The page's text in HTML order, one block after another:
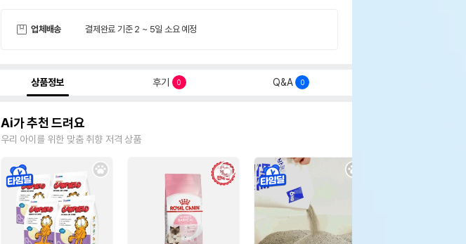
업체배송 결제완료 기준 2 ~ 5일 소요 예정
상품정보 후기 0 Q&A 0
Ai가 추천 드려요
우리 아이를 위한 맞춤 취향 저격 상품